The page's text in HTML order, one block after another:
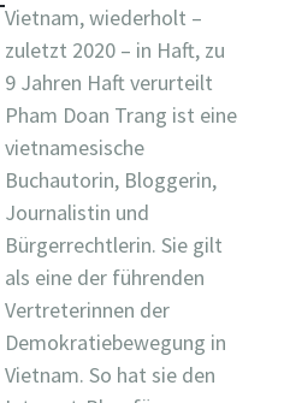
Vietnam, wiederholt –
zuletzt 2020 – in Haft, zu
9 Jahren Haft verurteilt
Pham Doan Trang ist eine
vietnamesische
Buchautorin, Bloggerin,
Journalistin und
Bürgerrechtlerin. Sie gilt
als eine der führenden
Vertreterinnen der
Demokratiebewegung in
Vietnam. So hat sie den